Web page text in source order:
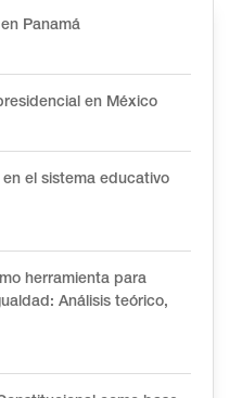
Panamá
en México
el sistema educativo
herramienta para
Análisis teórico,